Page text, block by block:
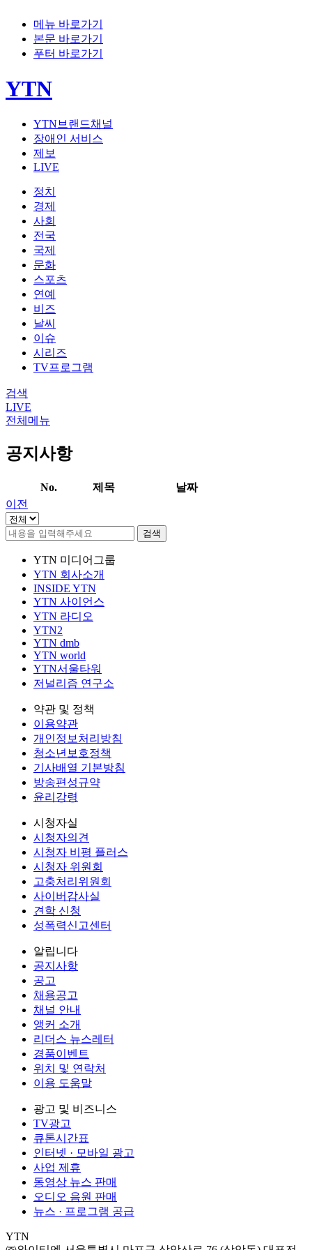
메뉴 바로가기
본문 바로가기
푸터 바로가기
YTN
YTN브랜드채널
장애인 서비스
제보
LIVE
정치
경제
사회
전국
국제
문화
스포츠
연예
비즈
날씨
이슈
시리즈
TV프로그램
검색
LIVE
전체메뉴
공지사항
No. 제목
날짜
이전
검색
YTN 미디어그룹
YTN 회사소개
INSIDE YTN
YTN 사이언스
YTN 라디오
YTN2
YTN dmb
YTN world
YTN서울타워
저널리즘 연구소
약관 및 정책
이용약관
개인정보처리방침
청소년보호정책
기사배열 기본방침
방송편성규약
윤리강령
시청자실
시청자의견
시청자 비평 플러스
시청자 위원회
고충처리위원회
사이버감사실
견학 신청
성폭력신고센터
알립니다
공지사항
공고
채용공고
채널 안내
앵커 소개
리더스 뉴스레터
경품이벤트
위치 및 연락처
이용 도움말
광고 및 비즈니스
TV광고
큐톤시간표
인터넷 · 모바일 광고
사업 제휴
동영상 뉴스 판매
오디오 음원 판매
뉴스 · 프로그램 공급
YTN